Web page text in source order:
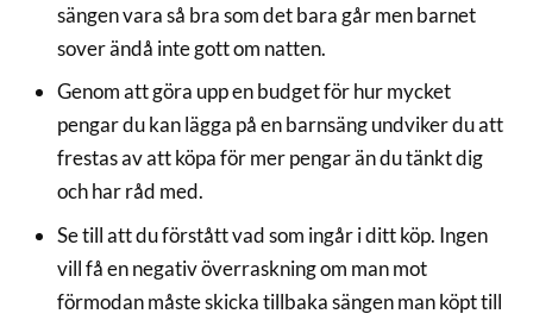
sängen vara så bra som det bara går men barnet
sover ändå inte gott om natten.
Genom att göra upp en budget för hur mycket
pengar du kan lägga på en barnsäng undviker du att
frestas av att köpa för mer pengar än du tänkt dig
och har råd med.
Se till att du förstått vad som ingår i ditt köp. Ingen
vill få en negativ överraskning om man mot
förmodan måste skicka tillbaka sängen man köpt till